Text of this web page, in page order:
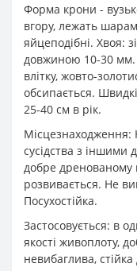
Форма крони -
вгору, лежать
яйцеподібні. Хвоя:
довжиною 10-30 мм.
влітку, жовто-
обсипається.
25-40 см в рік.
Місцезнаходження:
сусідства з іншими
добре дренованому
розвивається. Не
Посухостійка.
Застосовується: в
якості живоплоту,
невибаглива,